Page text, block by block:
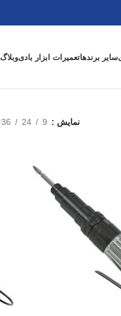
سایر برندهاتعمیرات ابزار بادیوبلاگ
نمایش 9
24
36